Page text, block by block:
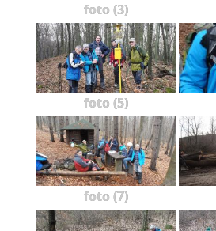
foto (3)
foto (5)
foto (7)